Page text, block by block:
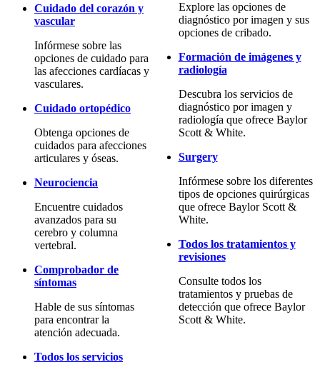
Cuidado del corazón y
vascular
Infórmese sobre las
opciones de cuidado para
las afecciones cardíacas y
vasculares.
Cuidado ortopédico
Obtenga opciones de
cuidados para afecciones
articulares y óseas.
Neurociencia
Encuentre cuidados
avanzados para su
cerebro y columna
vertebral.
Comprobador de
síntomas
Hable de sus síntomas
para encontrar la
atención adecuada.
Todos los servicios
Explore las opciones de
diagnóstico por imagen y sus
opciones de cribado.
Formación de imágenes y
radiología
Descubra los servicios de
diagnóstico por imagen y
radiología que ofrece Baylor
Scott & White.
Surgery
Infórmese sobre los diferentes
tipos de opciones quirúrgicas
que ofrece Baylor Scott &
White.
Todos los tratamientos y
revisiones
Consulte todos los
tratamientos y pruebas de
detección que ofrece Baylor
Scott & White.